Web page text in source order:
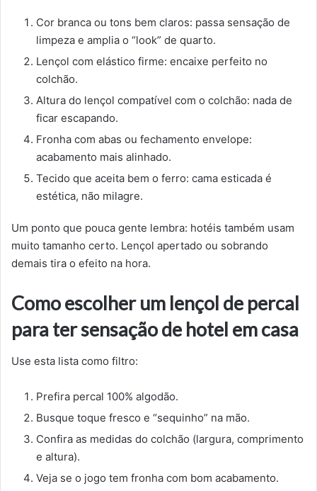
Cor branca ou tons bem claros: passa sensação de
limpeza e amplia o “look” de quarto.
Lençol com elástico firme: encaixe perfeito no
colchão.
Altura do lençol compatível com o colchão: nada de
ficar escapando.
Fronha com abas ou fechamento envelope:
acabamento mais alinhado.
Tecido que aceita bem o ferro: cama esticada é
estética, não milagre.
Um ponto que pouca gente lembra: hotéis também usam
muito tamanho certo. Lençol apertado ou sobrando
demais tira o efeito na hora.
Como escolher um lençol de percal
para ter sensação de hotel em casa
Use esta lista como filtro:
Prefira percal 100% algodão.
Busque toque fresco e “sequinho” na mão.
Confira as medidas do colchão (largura, comprimento
e altura).
Veja se o jogo tem fronha com bom acabamento.